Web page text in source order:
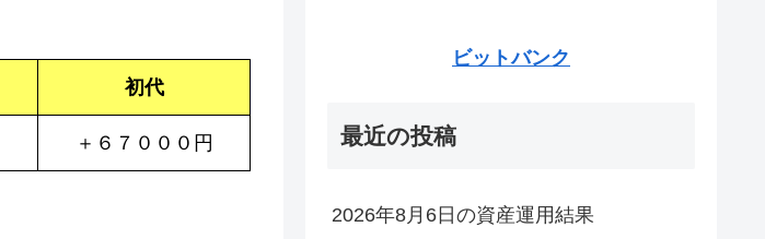
初代
＋６７０００円
ビットバンク
最近の投稿
2026年8月6日の資産運用結果